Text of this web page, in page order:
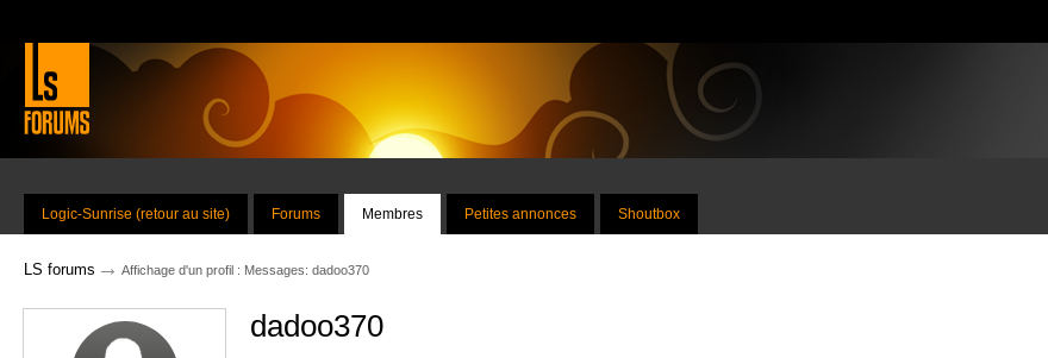
Logic-Sunrise (retour au site) Forums Membres Petites annonces Shoutbox
LS forums → Affichage d'un profil : Messages: dadoo370
dadoo370